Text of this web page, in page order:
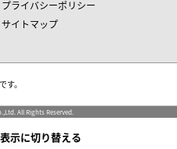
プライバシーポリシー
サイトマップ
す。
All Rights Reserved.
示に切り替える